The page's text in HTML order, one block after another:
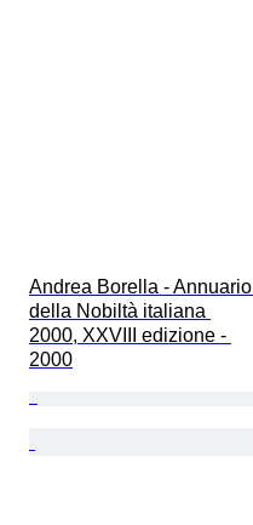
Andrea Borella - Annuario
della Nobiltà italiana
2000, XXVIII edizione -
2000